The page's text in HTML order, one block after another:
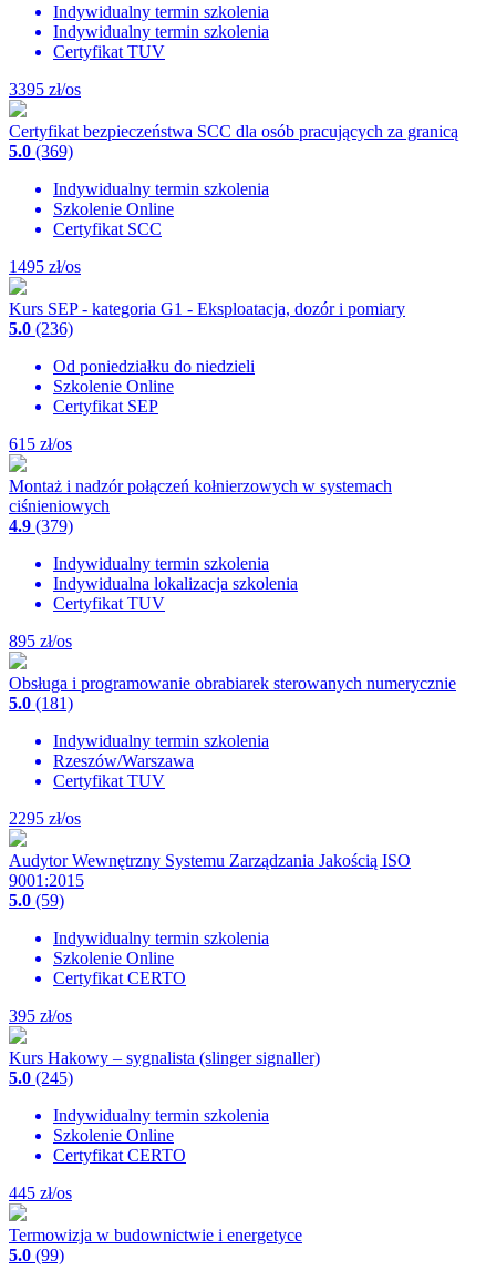
Indywidualny termin szkolenia
Indywidualny termin szkolenia
Certyfikat TUV
3395 zł/os
Certyfikat bezpieczeństwa SCC dla osób pracujących za granicą
5.0 (369)
Indywidualny termin szkolenia
Szkolenie Online
Certyfikat SCC
1495 zł/os
Kurs SEP - kategoria G1 - Eksploatacja, dozór i pomiary
5.0 (236)
Od poniedziałku do niedzieli
Szkolenie Online
Certyfikat SEP
615 zł/os
Montaż i nadzór połączeń kołnierzowych w systemach
ciśnieniowych
4.9 (379)
Indywidualny termin szkolenia
Indywidualna lokalizacja szkolenia
Certyfikat TUV
895 zł/os
Obsługa i programowanie obrabiarek sterowanych numerycznie
5.0 (181)
Indywidualny termin szkolenia
Rzeszów/Warszawa
Certyfikat TUV
2295 zł/os
Audytor Wewnętrzny Systemu Zarządzania Jakością ISO
9001:2015
5.0 (59)
Indywidualny termin szkolenia
Szkolenie Online
Certyfikat CERTO
395 zł/os
Kurs Hakowy – sygnalista (slinger signaller)
5.0 (245)
Indywidualny termin szkolenia
Szkolenie Online
Certyfikat CERTO
445 zł/os
Termowizja w budownictwie i energetyce
5.0 (99)